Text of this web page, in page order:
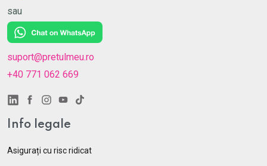
sau
suport@pretulmeu.ro
+40 771 062 669
Info legale
Asigurați cu risc ridicat